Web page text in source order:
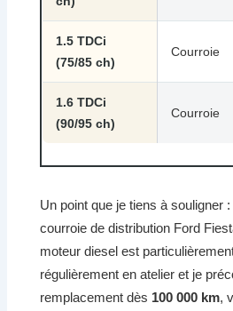
1.5 TDCi
(75/85 ch)
Courroie
1.6 TDCi
(90/95 ch)
Courroie
Un point que je tiens à souligner
courroie de distribution Ford
moteur diesel est
régulièrement en atelier et je
remplacement dès 100 000 km,